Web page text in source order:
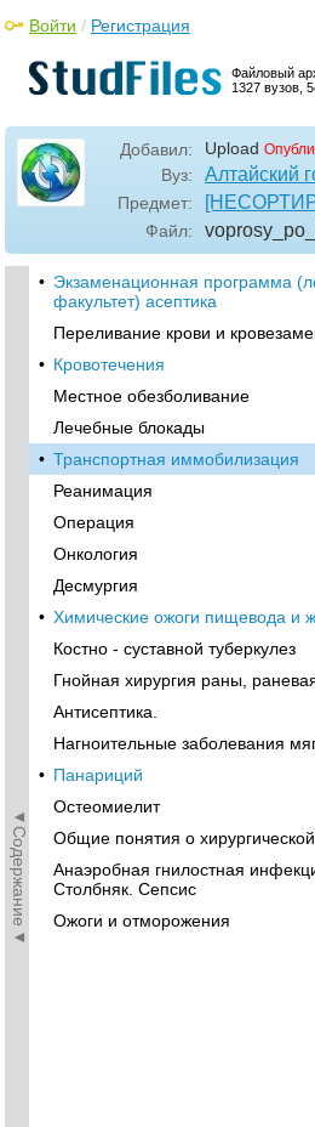
Файловый
1327 вузов,
Войти / Регистрация
Добавил: Upload
Вуз: Алтайский
Предмет:
Файл:
◄Содержание◄
• Экзаменационная программа
факультет) асептика
Переливание крови и
• Кровотечения
Местное обезболивание
Лечебные блокады
• Транспортная иммобилизация
Реанимация
Операция
Онкология
Десмургия
• Химические ожоги пищевода и
Костно - суставной туберкулез
Гнойная хирургия раны,
Антисептика.
Нагноительные заболевания
• Панариций
Остеомиелит
Общие понятия о
Анаэробная гнилостная
Столбняк. Сепсис
Ожоги и отморожения